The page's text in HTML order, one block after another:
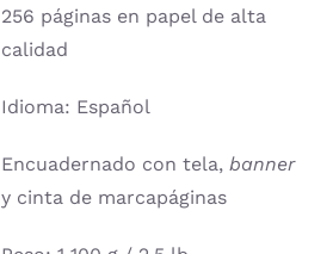
256 páginas en papel de alta
calidad
Idioma: Español
Encuadernado con tela,banner
y cinta de marcapáginas